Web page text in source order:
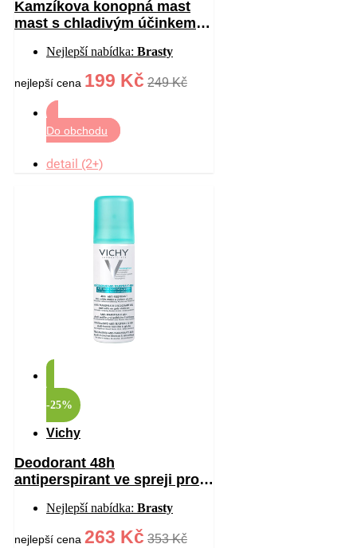
Kamzíkova konopná mast
mast s chladivým účinkem
Nejlepší nabídka: Brasty
nejlepší cena 199 Kč 249 Kč
Do obchodu
detail (2+)
-25%
Vichy
Deodorant 48h
antiperspirant ve spreji proti
Nejlepší nabídka: Brasty
nejlepší cena 263 Kč 353 Kč